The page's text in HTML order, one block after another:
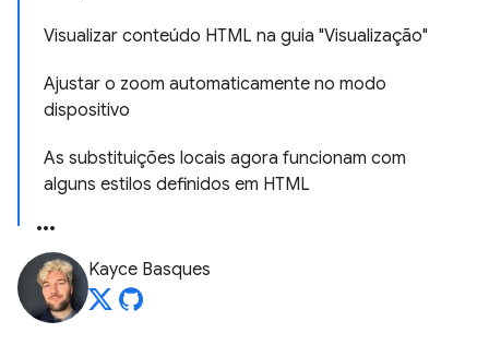
Visualizar conteúdo HTML na guia "Visualização"
Ajustar o zoom automaticamente no modo
dispositivo
As substituições locais agora funcionam com
alguns estilos definidos em HTML
Kayce Basques